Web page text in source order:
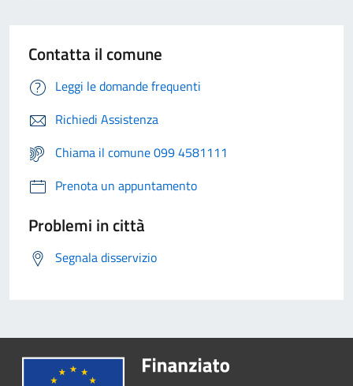
Contatta il comune
Leggi le domande frequenti
Richiedi Assistenza
Chiama il comune 099 4581111
Prenota un appuntamento
Problemi in città
Segnala disservizio